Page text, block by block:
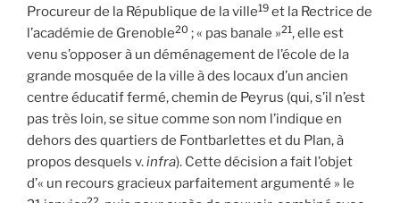
Procureur de la République de la ville19 et la Rectrice de
l’académie de Grenoble20 ; « pas banale »21, elle est
venu s’opposer à un déménagement de l’école de la
grande mosquée de la ville à des locaux d’un ancien
centre éducatif fermé, chemin de Peyrus (qui, s’il n’est
pas très loin, se situe comme son nom l’indique en
dehors des quartiers de Fontbarlettes et du Plan, à
propos desquels v.infra). Cette décision a fait l’objet
d’« un recours gracieux parfaitement argumenté » le